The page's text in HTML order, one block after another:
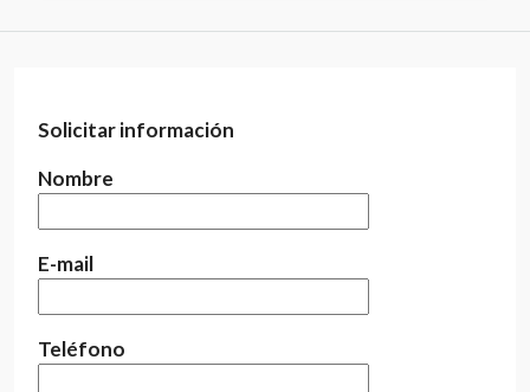
Solicitar información
Nombre
E-mail
Teléfono